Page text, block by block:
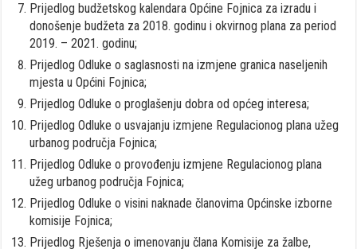
Prijedlog budžetskog kalendara Općine Fojnica za izradu i
donošenje budžeta za 2018. godinu i okvirnog plana za period
2019. – 2021. godinu;
Prijedlog Odluke o saglasnosti na izmjene granica naseljenih
mjesta u Općini Fojnica;
Prijedlog Odluke o proglašenju dobra od općeg interesa;
Prijedlog Odluke o usvajanju izmjene Regulacionog plana užeg
urbanog područja Fojnica;
Prijedlog Odluke o provođenju izmjene Regulacionog plana
užeg urbanog područja Fojnica;
Prijedlog Odluke o visini naknade članovima Općinske izborne
komisije Fojnica;
Prijedlog Rješenja o imenovanju člana Komisije za žalbe,